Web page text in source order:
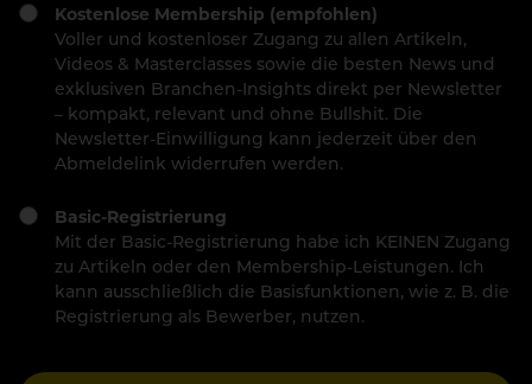
Kostenlose Membership (empfohlen)
Voller und kostenloser Zugang zu allen Artikeln,
Videos & Masterclasses sowie die besten News und
exklusiven Branchen-Insights direkt per Newsletter
– kompakt, relevant und ohne Bullshit. Die
Newsletter-Einwilligung kann jederzeit über den
Abmeldelink widerrufen werden.
Basic-Registrierung
Mit der Basic-Registrierung habe ich KEINEN Zugang
zu Artikeln oder den Membership-Leistungen. Ich
kann ausschließlich die Basisfunktionen, wie z. B. die
Registrierung als Bewerber, nutzen.